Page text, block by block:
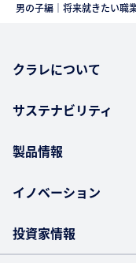
男の子編｜将来就きたい職
クラレについて
サステナビリティ
製品情報
イノベーション
投資家情報